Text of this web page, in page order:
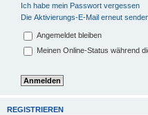
Ich habe mein Passwort vergessen
Die Aktivierungs-E-Mail erneut
Angemeldet bleiben
Meinen Online-Status während
REGISTRIEREN